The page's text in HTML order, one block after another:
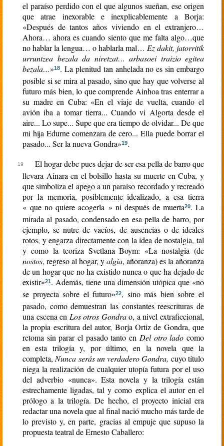
el paraíso perdido con el que algunos sueñan, ese origen
que atrae inexorable e inexplicablemente a Borja:
«Después de tantos años viviendo en el extranjero…
Ahora… ahora es cuando siento que me falta algo…que
no hablar la lengua… o hablarla mal… Ez dakit, jatorritik
urruntzea bezala da niretzat… arbasoei traizio egitea
bezala…»18. La plenitud tan anhelada no es sin embargo
posible si se mira al pasado, sino que hay que volverse al
futuro más bien, lo que comprende Ainhoa tras enterrar a
su madre en Cuba: «En el viaje de vuelta, cuando el
avión iba a tomar tierra... Cuando vi Algorta desde el
aire... Lo supe... Supe que era tiempo de olvidar... De que
mi hija Edurne comenzara de cero... Ella puede borrar el
pasado... Ser la nueva Gondra»19.
El hogar debe pues dejar de ser esa pella de barro que
llevara Ainara en el bolsillo hasta su muerte en Cuba, y
que simboliza el apego a un paraíso recordado y recreado
por la memoria, posiblemente idealizado, a esa tierra
« que no quiere acogerla » ni después de muerta20. La
mirada al pasado, condensado en esa pella de barro, por
ejemplo, se nutre de vacíos, de ausencias o de ideales
rotos, y engarza directamente con la idea de nostalgia, tal
y como la teoriza Svetlana Boym: «La nostalgia (de
nostos, regreso al hogar, yalgia, añoranza) es la añoranza
de un hogar que no ha existido nunca o que ha dejado de
existir»21. Además, tiene una dimensión utópica que «no
se proyecta sobre el futuro»22, sino más bien sobre el
pasado, como demuestran las constantes reescrituras de
una escena en Los otros Gondrao, a nivel extraficcional,
la propia escritura del autor, Borja Ortiz de Gondra, que
retoma sin parar el pasado tanto en Del otro ladocomo
en esta trilogía y, por último, en la novela que la
completa,Nunca serás un verdadero Gondra, cuyo título
niega la realización de cualquier utopía futura por el uso
del adverbio «nunca». Esta novela y la trilogía están
estrechamente ligadas, tal y como explica el autor en el
prólogo a la trilogía. De hecho, el proyecto inicial era
redactar una novela que al final nació mucho más tarde de
lo previsto y, en parte, gracias al empuje que supuso la
propuesta teatral de Ernesto Caballero: